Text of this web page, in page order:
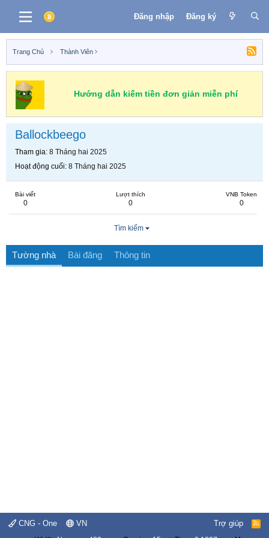
Đăng nhập Đăng ký
Trang Chủ Thành Viên
Hướng dẫn kiếm tiền đơn giản miễn phí
Ballockbeego
Tham gia 8 Tháng hai 2025
Hoạt động cuối 8 Tháng hai 2025
Bài viết
0
Lượt thích
0
VNB Token
0
Tìm kiếm
Tường nhà Bài đăng Thông tin
CNG - One VN Trợ giúp
R